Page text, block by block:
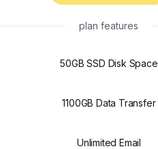
plan features
50GB SSD Disk Space
1100GB Data Transfer
Unlimited Email